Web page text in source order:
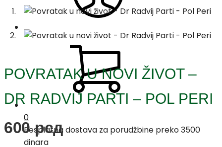
0
Besplatna dostava za porudžbine preko 3500
dinara
POVRATAK U NOVI ŽIVOT –
DR RADVIJ PARTI – POL PERI
600рсд